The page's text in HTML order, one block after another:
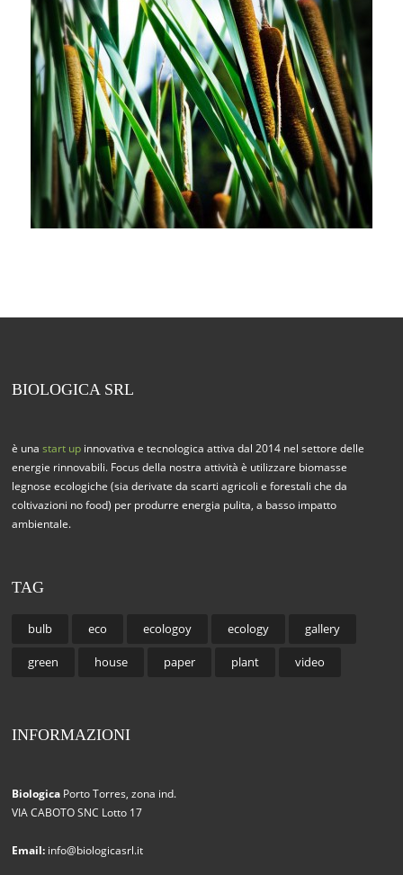
BIOLOGICA SRL
è unastart up innovativa e tecnologica attiva dal 2014 nel settore delle
energie rinnovabili. Focus della nostra attività è utilizzare biomasse
legnose ecologiche (sia derivate da scarti agricoli e forestali che da
coltivazioni no food) per produrre energia pulita, a basso impatto
ambientale.
TAG
bulb eco ecologoy ecology gallery
green house paper plant video
INFORMAZIONI
Biologica Porto Torres, zona ind.
VIA CABOTO SNC Lotto 17
Email: info@biologicasrl.it